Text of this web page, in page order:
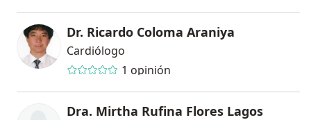
Dr. Ricardo Coloma Araniya
Cardiólogo
1 opinión
Dra. Mirtha Rufina Flores Lagos